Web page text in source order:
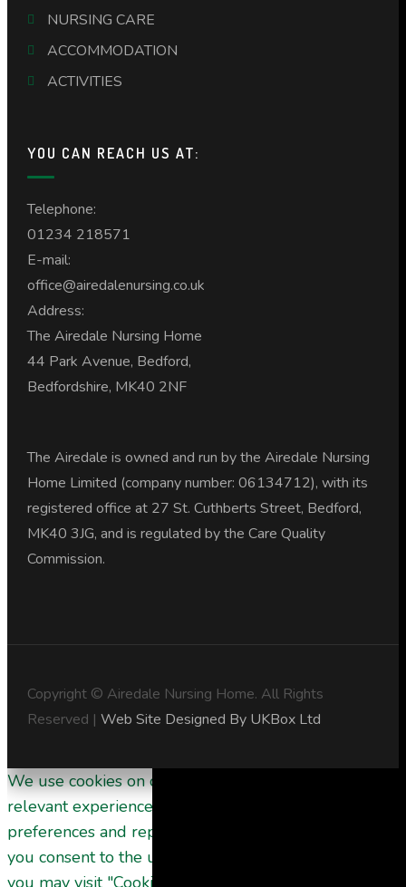
NURSING CARE
ACCOMMODATION
ACTIVITIES
YOU CAN REACH US AT:
Telephone:
01234 218571
E-mail:
office@airedalenursing.co.uk
Address:
The Airedale Nursing Home
44 Park Avenue, Bedford,
Bedfordshire, MK40 2NF
The Airedale is owned and run by the Airedale Nursing
Home Limited (company number: 06134712), with its
registered office at 27 St. Cuthberts Street, Bedford,
MK40 3JG, and is regulated by the Care Quality
Commission.
Copyright © Airedale Nursing Home. All Rights
Reserved | Web Site Designed By UKBox Ltd
We use cookies on our website to give you the most
relevant experience by remembering your
preferences and repeat visits. By clicking “Accept All”,
you consent to the use of ALL the cookies. However,
you may visit "Cookie Settings" to provide a